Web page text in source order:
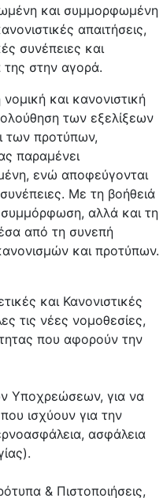
και συμμορφωμένη
απαιτήσεις,
συνέπειες και
της στην αγορά.
και κανονιστική
των εξελίξεων
των προτύπων,
παραμένει
ενώ αποφεύγονται
συνέπειες. Με τη βοήθειά
συμμόρφωση, αλλά και τη
από τη συνεπή
και προτύπων.
και Κανονιστικές
τις νέες νομοθεσίες,
που αφορούν την
Υποχρεώσεων, για να
ισχύουν για την
ασφάλεια
& Πιστοποιήσεις,